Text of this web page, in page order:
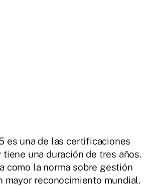
es una de las certificaciones
una duración de tres años.
como la norma sobre gestión
mayor reconocimiento mundial.